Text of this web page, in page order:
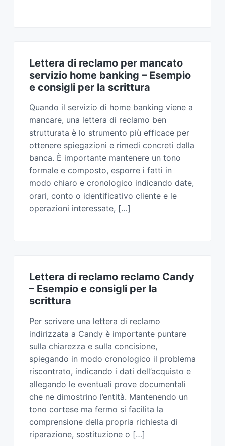
Lettera di reclamo per mancato
servizio home banking​ – Esempio
e consigli per la scrittura
Quando il servizio di home banking viene a
mancare, una lettera di reclamo ben
strutturata è lo strumento più efficace per
ottenere spiegazioni e rimedi concreti dalla
banca. È importante mantenere un tono
formale e composto, esporre i fatti in
modo chiaro e cronologico indicando date,
orari, conto o identificativo cliente e le
operazioni interessate, […]
Lettera di reclamo reclamo Candy​
– Esempio e consigli per la
scrittura
Per scrivere una lettera di reclamo
indirizzata a Candy è importante puntare
sulla chiarezza e sulla concisione,
spiegando in modo cronologico il problema
riscontrato, indicando i dati dell’acquisto e
allegando le eventuali prove documentali
che ne dimostrino l’entità. Mantenendo un
tono cortese ma fermo si facilita la
comprensione della propria richiesta di
riparazione, sostituzione o […]